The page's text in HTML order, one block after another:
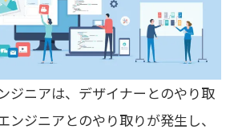
ジニアは、デザイナーとのやり取
ンジニアとのやり取りが発生し、